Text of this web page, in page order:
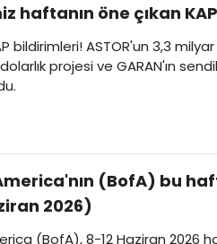
haftanın öne çıkan
bildirimleri! ASTOR'un 3,3 milyar
projesi ve GARAN'ın
(BofA) bu
2026)
(BofA), 8-12 Haziran 2026